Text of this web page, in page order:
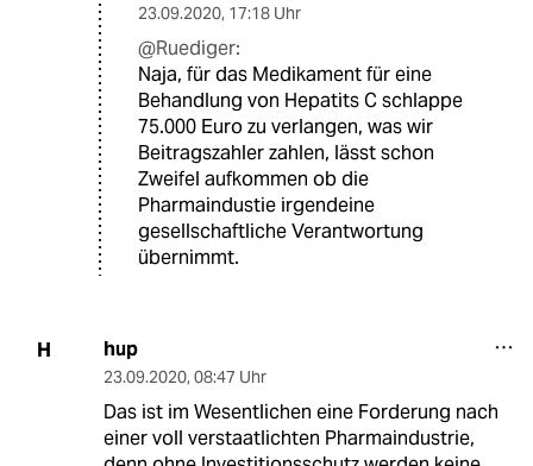
23.09.2020, 17:18 Uhr
@Ruediger:
Naja, für das Medikament für eine
Behandlung von Hepatits C schlappe
75.000 Euro zu verlangen, was wir
Beitragszahler zahlen, lässt schon
Zweifel aufkommen ob die
Pharmaindustie irgendeine
gesellschaftliche Verantwortung
übernimmt.
H hup
23.09.2020, 08:47 Uhr
Das ist im Wesentlichen eine Forderung nach
einer voll verstaatlichten Pharmaindustrie,